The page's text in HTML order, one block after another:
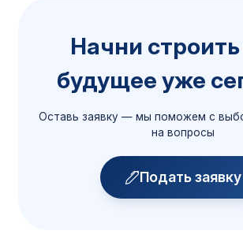
Сроки, документы, способы подачи
Подробнее →
Подробнее →
Начни строить
будущее уже
Оставь заявку — мы поможем с
на вопросы
Подать заявку